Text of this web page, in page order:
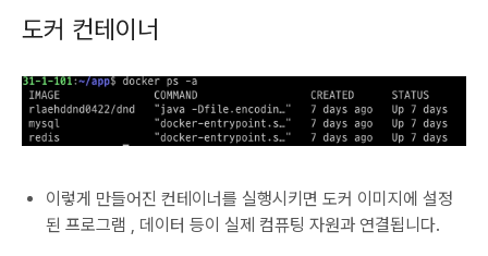
도커 컨테이너
이렇게 만들어진 컨테이너를 실행시키면 도커 이미지에 설정
된 프로그램 , 데이터 등이 실제 컴퓨팅 자원과 연결됩니다.